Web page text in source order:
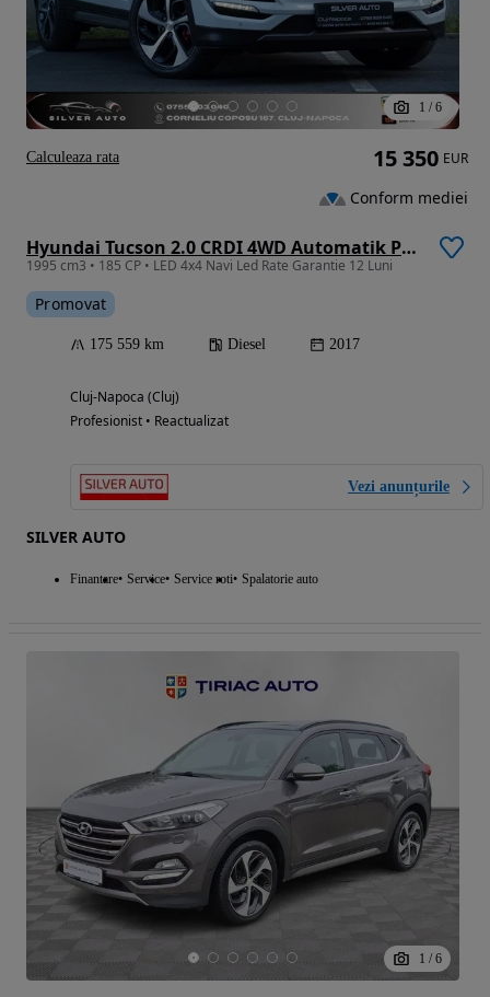
1 / 6
Hyundai Tucson 2.0 CRDI 4WD Automatik Premium
1995 cm3 • 185 CP • LED 4x4 Navi Led Rate Garantie 12 Luni
Promovat
175 559 km Diesel 2017
Cluj-Napoca (Cluj)
Profesionist • Reactualizat
Vezi anunțurile
SILVER AUTO
Finantare Service Service roti Spalatorie auto
15 350 EUR
Conform mediei
Calculeaza rata
1 / 6